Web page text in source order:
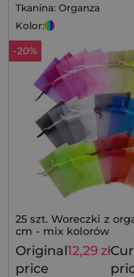
Tkanina: Organza
Kolor:
-20%
25 szt. Woreczki z
cm - mix kolorów
Original
price
12,29 zł